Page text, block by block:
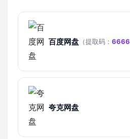
百度网盘 （提取码： 6666
夸克网盘